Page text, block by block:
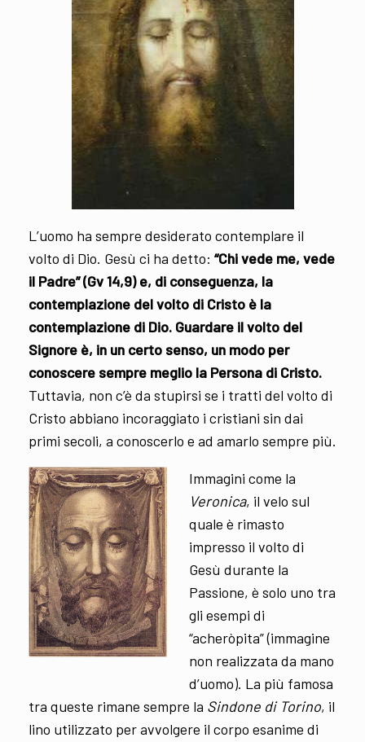
L’uomo ha sempre desiderato contemplare il
volto di Dio. Gesù ci ha detto: “Chi vede me, vede
il Padre” (Gv 14,9) e, di conseguenza, la
contemplazione del volto di Cristo è la
contemplazione di Dio. Guardare il volto del
Signore è, in un certo senso, un modo per
conoscere sempre meglio la Persona di Cristo.
Tuttavia, non c’è da stupirsi se i tratti del volto di
Cristo abbiano incoraggiato i cristiani sin dai
primi secoli, a conoscerlo e ad amarlo sempre più.
Immagini come la
Veronica, il velo sul
quale è rimasto
impresso il volto di
Gesù durante la
Passione, è solo uno tra
gli esempi di
“acheròpita” (immagine
non realizzata da mano
d’uomo). La più famosa
tra queste rimane sempre la Sindone di Torino, il
lino utilizzato per avvolgere il corpo esanime di